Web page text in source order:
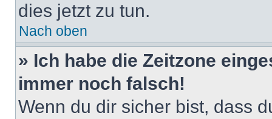
dies jetzt zu tun.
Nach oben
» Ich habe die Zeitzone
immer noch falsch!
Wenn du dir sicher bist, dass